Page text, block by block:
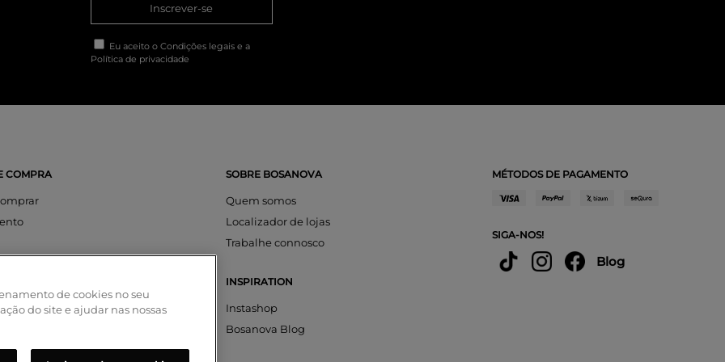
Inscrever-se
Eu aceito o Condições legais e a
Política de privacidade
COMPRA SOBRE BOSANOVA
Quem somos
Localizador de lojas
Trabalhe connosco
INSPIRATION
Instashop
Bosanova Blog
MÉTODOS DE PAGAMENTO
SIGA-NOS!
Blog
de cookies no seu
do site e ajudar nas nossas